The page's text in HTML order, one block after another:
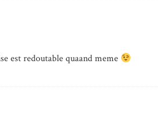
est redoutable quaand meme